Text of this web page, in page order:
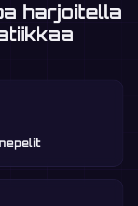
harjoitella